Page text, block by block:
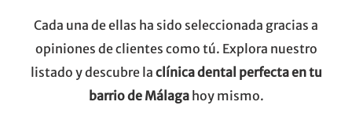
Cada una de ellas ha sido seleccionada gracias a
opiniones de clientes como tú. Explora nuestro
listado y descubre la clínica dental perfecta en tu
barrio de Málaga hoy mismo.